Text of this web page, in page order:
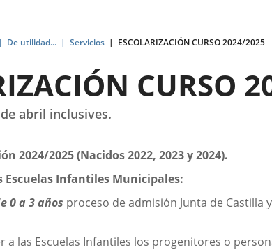
De utilidad... Servicios ESCOLARIZACIÓN CURSO 2024/2025
CURSO
abril inclusives.
2024/2025 (Nacidos 2022, 2023 y 2024).
Escuelas Infantiles Municipales:
0 a 3 años proceso de admisión Junta de Castilla
a las Escuelas Infantiles los progenitores o